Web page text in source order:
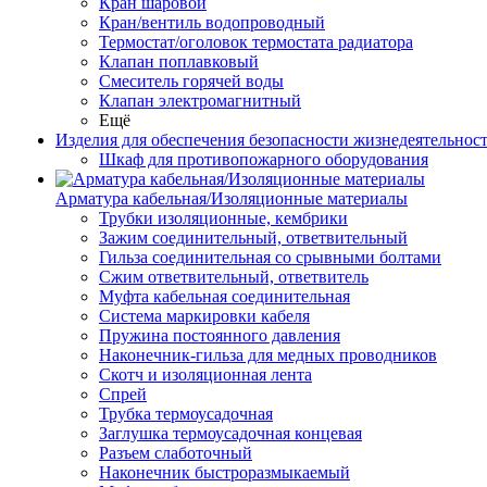
Кран/вентиль водопроводный
Термостат/оголовок термостата радиатора
Клапан поплавковый
Смеситель горячей воды
Клапан электромагнитный
Ещё
Изделия для обеспечения безопасности
Шкаф для противопожарного оборудования
Арматура кабельная/Изоляционные материалы
Трубки изоляционные, кембрики
Зажим соединительный, ответвительный
Гильза соединительная со срывными болтами
Сжим ответвительный, ответвитель
Муфта кабельная соединительная
Система маркировки кабеля
Пружина постоянного давления
Наконечник-гильза для медных проводников
Скотч и изоляционная лента
Спрей
Трубка термоусадочная
Заглушка термоусадочная концевая
Разъем слаботочный
Наконечник быстроразмыкаемый